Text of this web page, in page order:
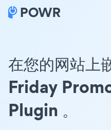
在您的网站
Friday
Plugin 。